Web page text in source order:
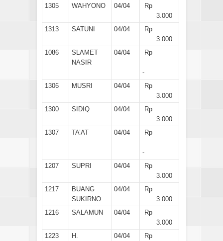
1305
WAHYONO 04/04
Rp
3.000
1313
SATUNI 04/04
Rp
3.000
1086
SLAMET
NASIR
04/04 Rp
-
1306
MUSRI 04/04
Rp
3.000
1300
SIDIQ 04/04
Rp
3.000
1307
TA’AT 04/04 Rp
-
1207
SUPRI 04/04
Rp
3.000
1217
BUANG
SUKIRNO
04/04
Rp
3.000
1216
SALAMUN 04/04
Rp
3.000
1223
H.
04/04
Rp